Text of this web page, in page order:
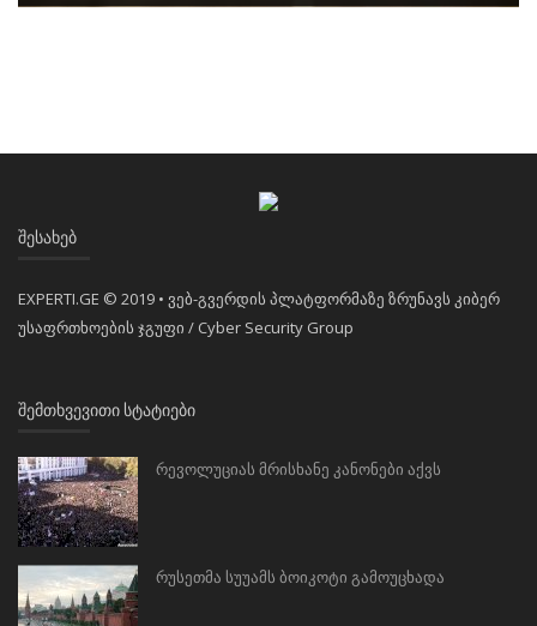
ᲨᲔᲡᲐᲮᲔᲑ
EXPERTI.GE © 2019 • ვებ-გვერდის პლატფორმაზე ზრუნავს კიბერ
უსაფრთხოების ჯგუფი / Cyber Security Group
ᲨᲔᲛᲗᲮᲕᲔᲕᲘᲗᲘ ᲡᲢᲐᲢᲘᲔᲑᲘ
რევოლუციას მრისხანე კანონები აქვს
რუსეთმა სუუამს ბოიკოტი გამოუცხადა